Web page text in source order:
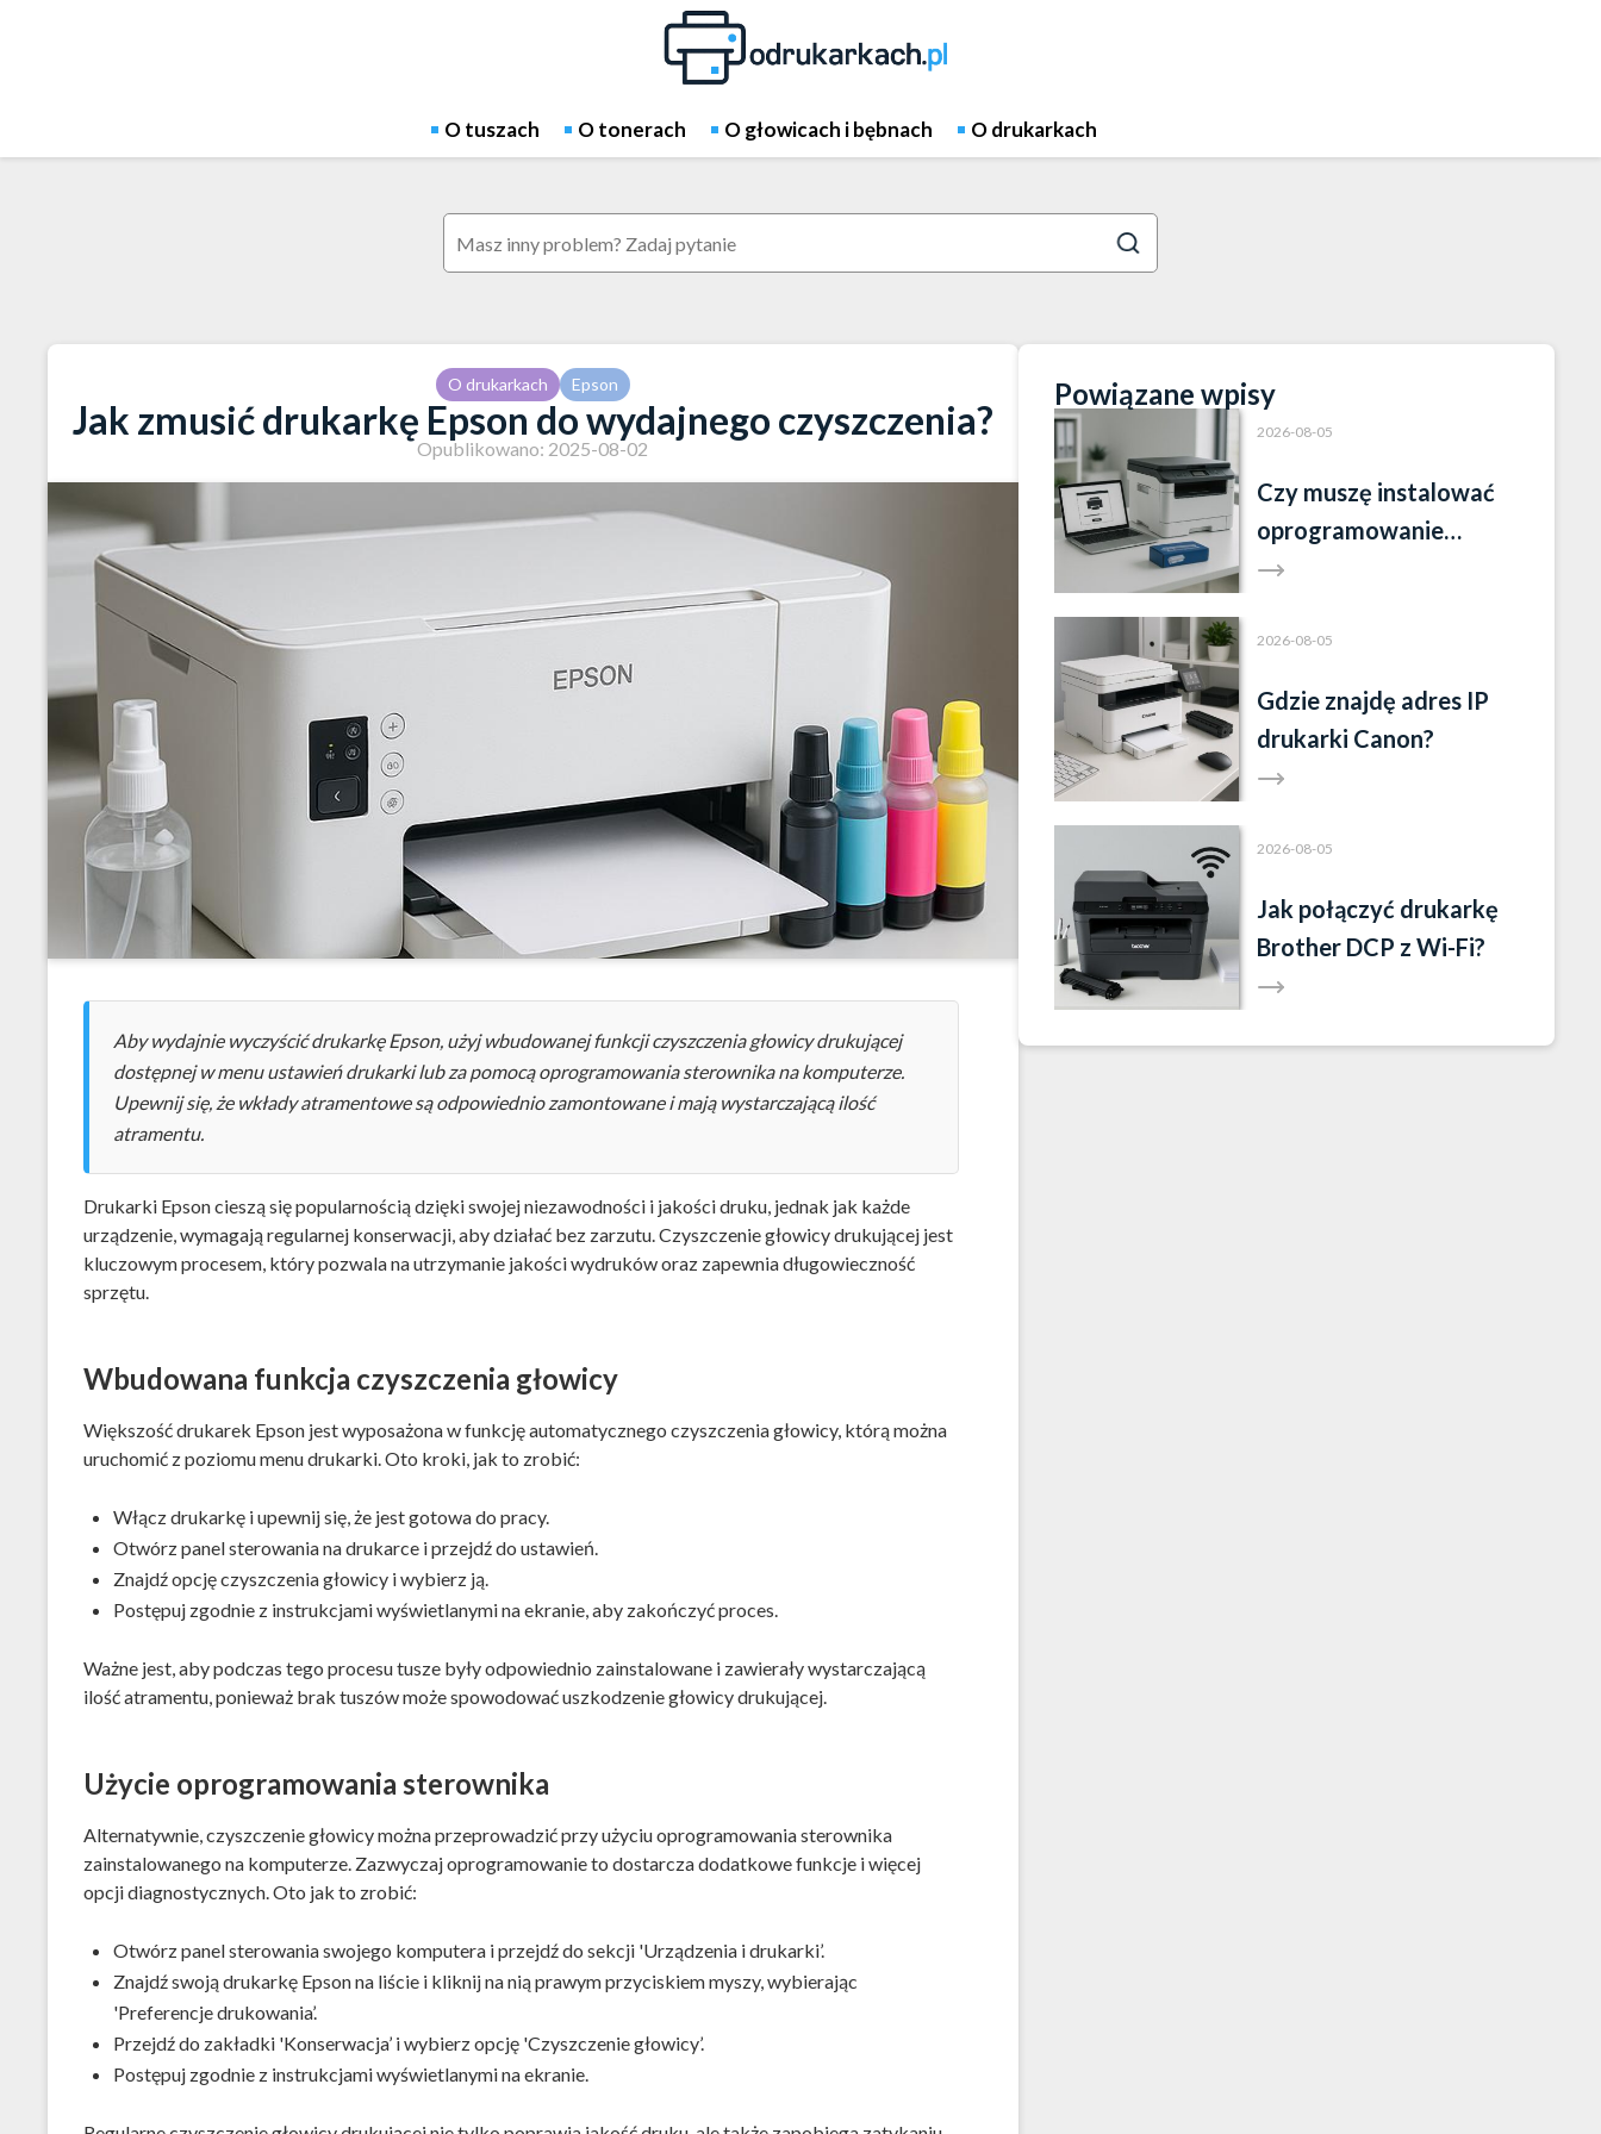
O tuszach O tonerach O głowicach i bębnach O drukarkach
Szukaj:
O drukarkach Epson
Jak zmusić drukarkę Epson do wydajnego czyszczenia?
Opublikowano: 2025-08-02
Aby wydajnie wyczyścić drukarkę Epson, użyj wbudowanej funkcji czyszczenia głowicy drukującej
dostępnej w menu ustawień drukarki lub za pomocą oprogramowania sterownika na komputerze.
Upewnij się, że wkłady atramentowe są odpowiednio zamontowane i mają wystarczającą ilość
atramentu.
Drukarki Epson cieszą się popularnością dzięki swojej niezawodności i jakości druku, jednak jak każde
urządzenie, wymagają regularnej konserwacji, aby działać bez zarzutu. Czyszczenie głowicy drukującej jest
kluczowym procesem, który pozwala na utrzymanie jakości wydruków oraz zapewnia długowieczność
sprzętu.
Wbudowana funkcja czyszczenia głowicy
Większość drukarek Epson jest wyposażona w funkcję automatycznego czyszczenia głowicy, którą można
uruchomić z poziomu menu drukarki. Oto kroki, jak to zrobić:
Włącz drukarkę i upewnij się, że jest gotowa do pracy.
Otwórz panel sterowania na drukarce i przejdź do ustawień.
Znajdź opcję czyszczenia głowicy i wybierz ją.
Postępuj zgodnie z instrukcjami wyświetlanymi na ekranie, aby zakończyć proces.
Ważne jest, aby podczas tego procesu tusze były odpowiednio zainstalowane i zawierały wystarczającą
ilość atramentu, ponieważ brak tuszów może spowodować uszkodzenie głowicy drukującej.
Użycie oprogramowania sterownika
Alternatywnie, czyszczenie głowicy można przeprowadzić przy użyciu oprogramowania sterownika
zainstalowanego na komputerze. Zazwyczaj oprogramowanie to dostarcza dodatkowe funkcje i więcej
opcji diagnostycznych. Oto jak to zrobić:
Otwórz panel sterowania swojego komputera i przejdź do sekcji 'Urządzenia i drukarki’.
Znajdź swoją drukarkę Epson na liście i kliknij na nią prawym przyciskiem myszy, wybierając
'Preferencje drukowania’.
Przejdź do zakładki 'Konserwacja’ i wybierz opcję 'Czyszczenie głowicy’.
Postępuj zgodnie z instrukcjami wyświetlanymi na ekranie.
Powiązane wpisy
2026-08-05
Czy muszę instalować
oprogramowanie
drukarki Brother?
2026-08-05
Gdzie znajdę adres IP
drukarki Canon?
2026-08-05
Jak połączyć drukarkę
Brother DCP z Wi-Fi?